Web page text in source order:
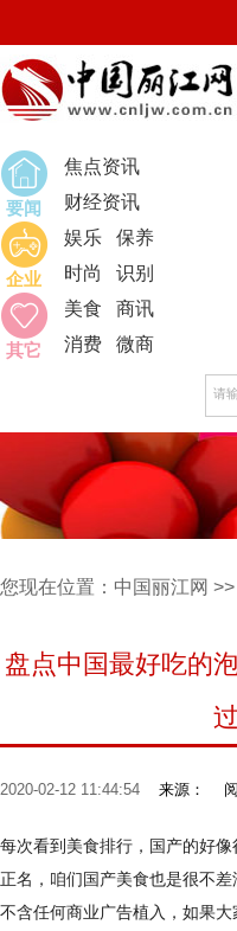
要闻
焦点资讯
财经资讯
企业
娱乐
保养
时尚
识别
其它
美食
商讯
消费
微商
您现在位置： 中国丽江网 >>
盘点中国最好吃的
2020-02-12 11:44:54 来源：
每次看到美食排行，国产的好
正名，咱们国产美食也是很不
不含任何商业广告植入，如果